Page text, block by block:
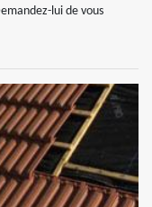
lui de vous